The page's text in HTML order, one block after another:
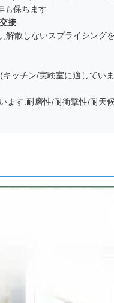
も保ちます
接
散しないスプライシン
ッチン/実験室に適してい
す.耐磨性/耐衝撃性/耐